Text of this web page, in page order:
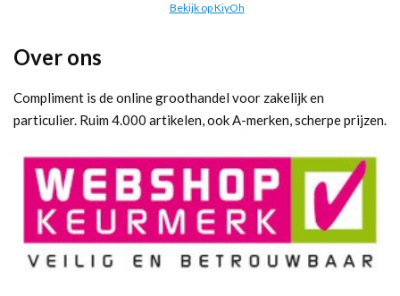
Bekijk op KiyOh
Over ons
Compliment is de online groothandel voor zakelijk en
particulier. Ruim 4.000 artikelen, ook A-merken, scherpe prijzen.